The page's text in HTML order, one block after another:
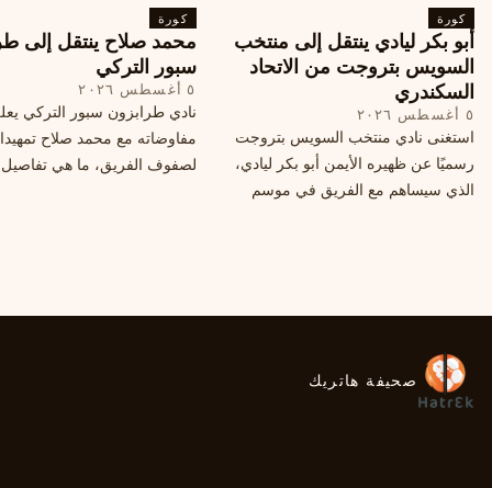
محتملة أخرى.
كورة
أبو بكر ليادي ينتقل إلى منتخب
السويس بتروجت من الاتحاد
السكندري
٥ أغسطس ٢٠٢٦
استغنى نادي منتخب السويس بتروجت
رسميًا عن ظهيره الأيمن أبو بكر ليادي،
الذي سيساهم مع الفريق في موسم
كورة
محمد صلاح ينتقل إلى
سبور التركي
٥ أغسطس ٢٠٢٦
نادي طرابزون سبور التركي
مفاوضاته مع محمد صلاح
لصفوف الفريق، ما هي
صحيفة هاتريك